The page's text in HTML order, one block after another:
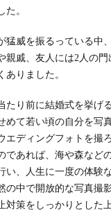
た。
猛威を振るっている中
親戚、友人には2人の
ありました。
たり前に結婚式を挙げ
めて若い頃の自分を写
エディングフォトを撮
であれば、海や森など
い、人生に一度の体験
の中で開放的な写真撮
対策をしっかりとした